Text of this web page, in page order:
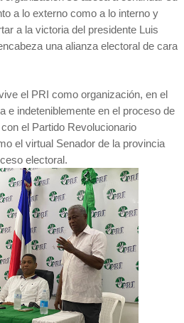
a lo externo como a lo interno y
a la victoria del presidente Luis
una alianza electoral de cara
el PRI como organización, en el
e indeteniblemente en el proceso de
el Partido Revolucionario
el virtual Senador de la provincia
electoral.